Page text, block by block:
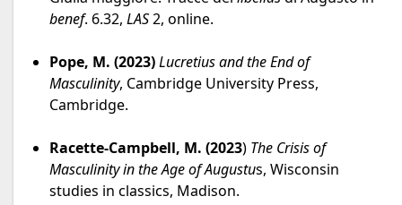
benef. 6.32, LAS2, online.
Pope, M. (2023)Lucretius and the End of
Masculinity, Cambridge University Press,
Cambridge.
Racette-Campbell, M. (2023) The Crisis of
Masculinity in the Age of Augustus, Wisconsin
studies in classics, Madison.